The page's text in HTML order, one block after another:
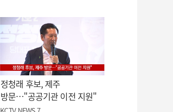
정청래 후보, 제주
방문…"공공기관 이전 지원"